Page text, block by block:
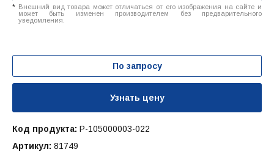
* Внешний вид товара может отличаться от его изображения на сайте и
может быть изменен производителем без предварительного
уведомления.
По запросу
Узнать цену
Код продукта: P-105000003-022
Артикул: 81749